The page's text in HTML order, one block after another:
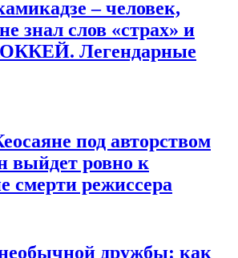
– человек,
знал слов «страх» и
Легендарные
под авторством
выйдет ровно к
смерти режиссера
дружбы: как